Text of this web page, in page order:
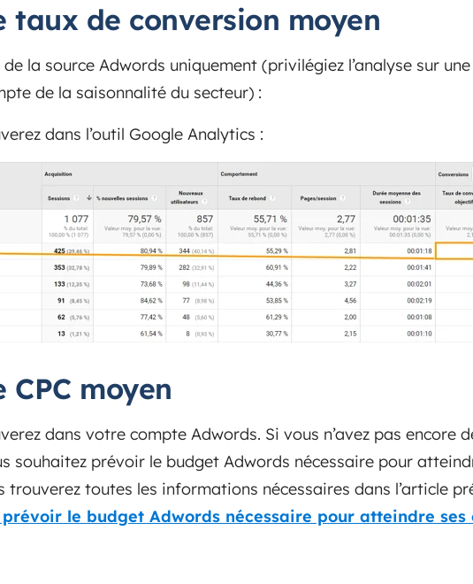
taux de conversion moyen
de la source Adwords uniquement (privilégiez l’analyse sur
de la saisonnalité du secteur) :
dans l’outil Google Analytics :
CPC moyen
dans votre compte Adwords. Si vous n’avez pas encore
souhaitez prévoir le budget Adwords nécessaire pour
trouverez toutes les informations nécessaires dans l’article
prévoir le budget Adwords nécessaire pour atteindre ses